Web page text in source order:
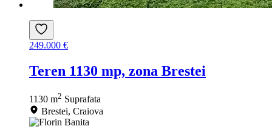
249.000 €
Teren 1130 mp, zona Brestei
1130 m2 Suprafata
Brestei, Craiova